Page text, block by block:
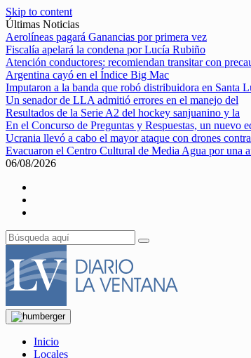
Skip to content
Últimas Noticias
Aerolíneas pagará Ganancias por primera vez
Fiscalía apelará la condena por Lucía Rubiño
Atención conductores: recomiendan transitar con
Argentina cayó en el Índice Big Mac
Imputaron a la banda que robó distribuidora en Santa
Un senador de LLA admitió errores en el manejo del
Resultados de la Serie A2 del hockey sanjuanino y la
En el Concurso de Preguntas y Respuestas, un nuevo
Ucrania llevó a cabo el mayor ataque con drones contra
Evacuaron el Centro Cultural de Media Agua por una
06/08/2026
Inicio
Locales